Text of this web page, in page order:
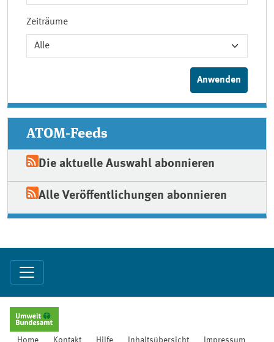
Zeiträume
ATOM-Feeds
Die aktuelle Auswahl abonnieren
Alle Veröffentlichungen abonnieren
Home Kontakt Hilfe Inhaltsübersicht Impressum